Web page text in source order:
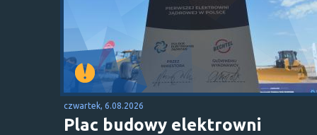
czwartek, 6.08.2026
Plac budowy elektrowni